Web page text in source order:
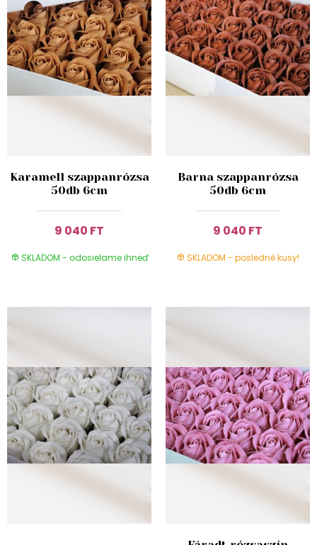
Karamell szappanrózsa
50db 6cm
9 040 FT
SKLADOM - odosielame ihneď
Barna szappanrózsa
50db 6cm
9 040 FT
SKLADOM - posledné kusy!